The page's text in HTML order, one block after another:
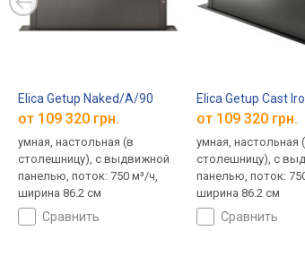
Elica Getup Naked/A/90
от 109 320 грн.
умная, настольная (в
столешницу), с выдвижной
панелью, поток: 750 м³/ч,
ширина 86.2 см
сравнить
Elica Getup Cast
от 109 320 грн.
умная, настольная
столешницу), с
панелью, поток:
ширина 86.2 см
сравнить